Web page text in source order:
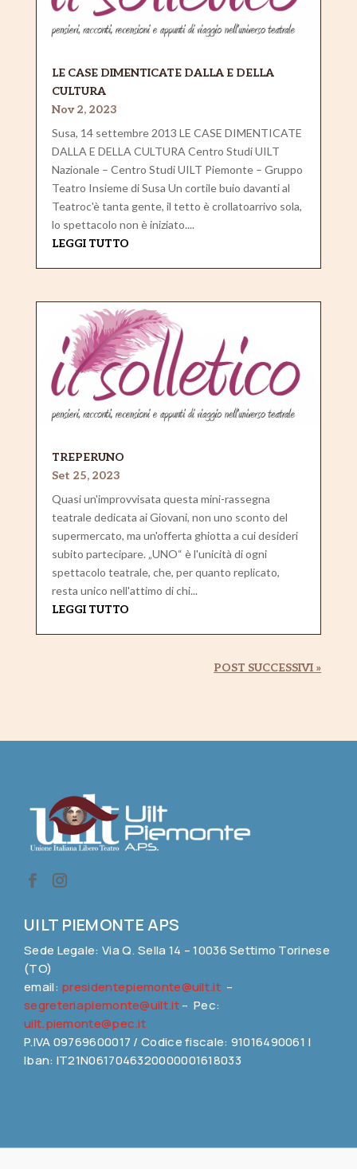
LE CASE DIMENTICATE DALLA E DELLA
CULTURA
Nov 2, 2023
Susa, 14 settembre 2013 LE CASE DIMENTICATE
DALLA E DELLA CULTURA Centro Studi UILT
Nazionale – Centro Studi UILT Piemonte – Gruppo
Teatro Insieme di Susa Un cortile buio davanti al
Teatroc'è tanta gente, il tetto è crollatoarrivo sola,
lo spettacolo non è iniziato....
LEGGI TUTTO
TREPERUNO
Set 25, 2023
Quasi un'improvvisata questa mini-rassegna
teatrale dedicata ai Giovani, non uno sconto del
supermercato, ma un'offerta ghiotta a cui desideri
subito partecipare. „UNO“ è l'unicità di ogni
spettacolo teatrale, che, per quanto replicato,
resta unico nell'attimo di chi...
LEGGI TUTTO
POST SUCCESSIVI »
UILT PIEMONTE APS
Sede Legale: Via Q. Sella 14 – 10036 Settimo Torinese
(TO)
email: presidentepiemonte@uilt.it–
segreteriapiemonte@uilt.it– Pec:
uilt.piemonte@pec.it
P.IVA 09769600017 / Codice fiscale: 91016490061 |
Iban: IT21N0617046320000001618033